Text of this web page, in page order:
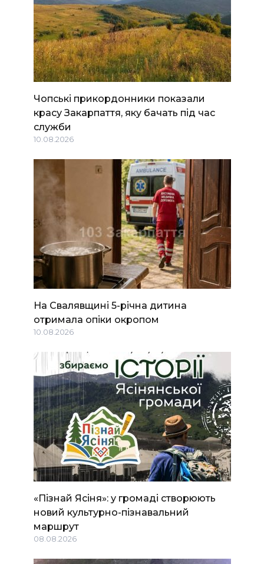
Чопські прикордонники показали
красу Закарпаття, яку бачать під час
служби
10.08.2026
На Свалявщині 5-річна дитина
отримала опіки окропом
10.08.2026
«Пізнай Ясіня»: у громаді створюють
новий культурно-пізнавальний
маршрут
08.08.2026